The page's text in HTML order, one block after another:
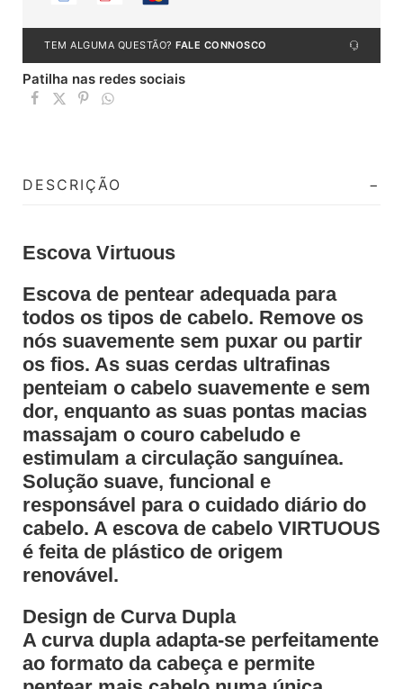
TEM ALGUMA QUESTÃO? FALE CONNOSCO
Patilha nas redes sociais
DESCRIÇÃO
Escova Virtuous
Escova de pentear adequada para
todos os tipos de cabelo. Remove os
nós suavemente sem puxar ou partir
os fios. As suas cerdas ultrafinas
penteiam o cabelo suavemente e sem
dor, enquanto as suas pontas macias
massajam o couro cabeludo e
estimulam a circulação sanguínea.
Solução suave, funcional e
responsável para o cuidado diário do
cabelo. A escova de cabelo VIRTUOUS
é feita de plástico de origem
renovável.
Design de Curva Dupla
A curva dupla adapta-se perfeitamente
ao formato da cabeça e permite